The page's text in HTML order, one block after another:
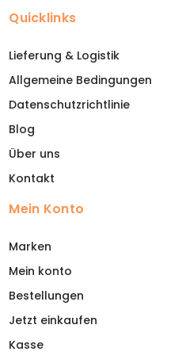
Quicklinks
Lieferung & Logistik
Allgemeine Bedingungen
Datenschutzrichtlinie
Blog
Über uns
Kontakt
Mein Konto
Marken
Mein konto
Bestellungen
Jetzt einkaufen
Kasse